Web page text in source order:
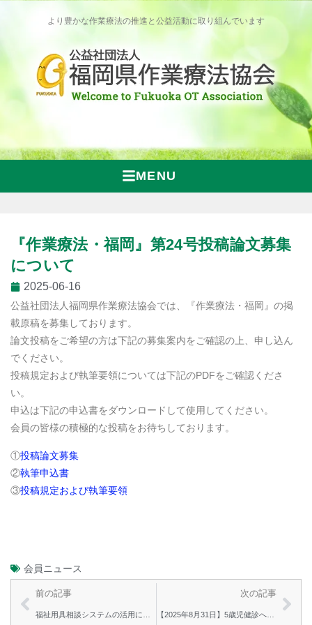
より豊かな作業療法の推進と公益活動に取り組んでいます
MENU
『作業療法・福岡』第24号投稿論文募集
について
2025-06-16
公益社団法人福岡県作業療法協会では、『作業療法・福岡』の掲
載原稿を募集しております。
論文投稿をご希望の方は下記の募集案内をご確認の上、申し込ん
でください。
投稿規定および執筆要領については下記のPDFをご確認くださ
い。
申込は下記の申込書をダウンロードして使用してください。
会員の皆様の積極的な投稿をお待ちしております。
①投稿論文募集
②執筆申込書
③投稿規定および執筆要領
会員ニュース
前の記事 次の記事
【2025年8月31日】5歳児健診への作業療法士参画に関する意見交換会